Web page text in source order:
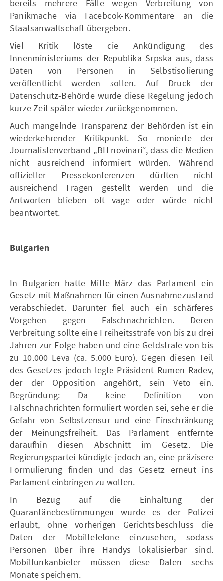
bereits mehrere Fälle wegen Verbreitung von
Panikmache via Facebook-Kommentare an die
Staatsanwaltschaft übergeben.
Viel Kritik löste die Ankündigung des
Innenministeriums der Republika Srpska aus, dass
Daten von Personen in Selbstisolierung
veröffentlicht werden sollen. Auf Druck der
Datenschutz-Behörde wurde diese Regelung jedoch
kurze Zeit später wieder zurückgenommen.
Auch mangelnde Transparenz der Behörden ist ein
wiederkehrender Kritikpunkt. So monierte der
Journalistenverband „BH novinari“, dass die Medien
nicht ausreichend informiert würden. Während
offizieller Pressekonferenzen dürften nicht
ausreichend Fragen gestellt werden und die
Antworten blieben oft vage oder würde nicht
beantwortet.
Bulgarien
In Bulgarien hatte Mitte März das Parlament ein
Gesetz mit Maßnahmen für einen Ausnahmezustand
verabschiedet. Darunter fiel auch ein schärferes
Vorgehen gegen Falschnachrichten. Deren
Verbreitung sollte eine Freiheitsstrafe von bis zu drei
Jahren zur Folge haben und eine Geldstrafe von bis
zu 10.000 Leva (ca. 5.000 Euro). Gegen diesen Teil
des Gesetzes jedoch legte Präsident Rumen Radev,
der der Opposition angehört, sein Veto ein.
Begründung: Da keine Definition von
Falschnachrichten formuliert worden sei, sehe er die
Gefahr von Selbstzensur und eine Einschränkung
der Meinungsfreiheit. Das Parlament entfernte
daraufhin diesen Abschnitt im Gesetz. Die
Regierungspartei kündigte jedoch an, eine präzisere
Formulierung finden und das Gesetz erneut ins
Parlament einbringen zu wollen.
In Bezug auf die Einhaltung der
Quarantänebestimmungen wurde es der Polizei
erlaubt, ohne vorherigen Gerichtsbeschluss die
Daten der Mobiltelefone einzusehen, sodass
Personen über ihre Handys lokalisierbar sind.
Mobilfunkanbieter müssen diese Daten sechs
Monate speichern.